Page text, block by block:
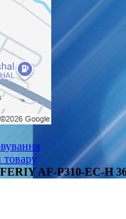
товару
AF-P310-EC-H